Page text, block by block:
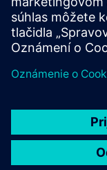
trans...
Prečítajte si viac